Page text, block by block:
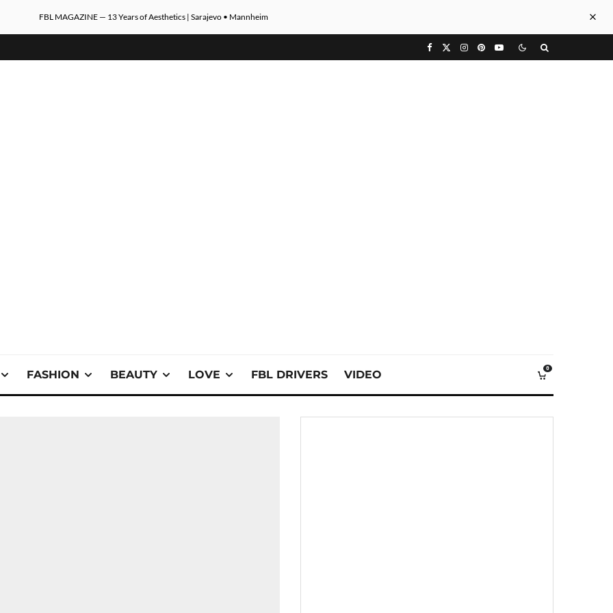
FBL MAGAZINE — 13 Years of Aesthetics | Sarajevo • Mannheim
FASHION BEAUTY LOVE FBL DRIVERS VIDEO 0